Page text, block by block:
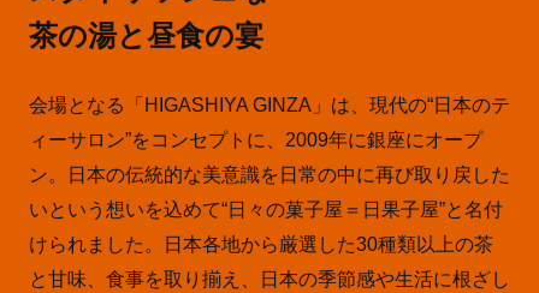
茶の湯と昼食の宴
会場となる「HIGASHIYA GINZA」は、現代の“日本のテ
ィーサロン”をコンセプトに、2009年に銀座にオープ
ン。日本の伝統的な美意識を日常の中に再び取り戻した
いという想いを込めて“日々の菓子屋＝日果子屋”と名付
けられました。日本各地から厳選した30種類以上の茶
と甘味、食事を取り揃え、日本の季節感や生活に根ざし